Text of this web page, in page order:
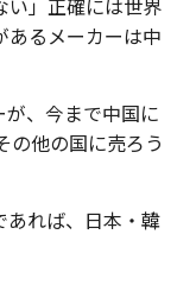
い」正確には世界
あるメーカーは中
が、今まで中国に
の他の国に売ろう
あれば、日本・韓